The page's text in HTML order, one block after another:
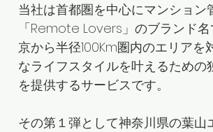
当社は首都圏を中心にマンショ
「Remote Lovers」のブランド
京から半径100Km圏内のエリア
なライフスタイルを叶えるため
を提供するサービスです。
その第１弾として神奈川県の葉